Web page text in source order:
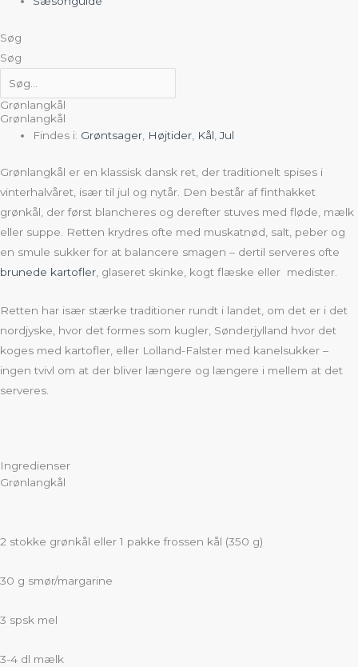
Søg
Søg
Grønlangkål
Grønlangkål
Findes i: Grøntsager Højtider Kål ,Jul
Grønlangkål er en klassisk dansk ret, der traditionelt spises i
vinterhalvåret, især til jul og nytår. Den består af finthakket
grønkål, der først blancheres og derefter stuves med fløde, mælk
eller suppe. Retten krydres ofte med muskatnød, salt, peber og
en smule sukker for at balancere smagen – dertil serveres ofte
brunede kartofler , glaseret skinke, kogt flæske eller medister.
Retten har især stærke traditioner rundt i landet, om det er i det
nordjyske, hvor det formes som kugler, Sønderjylland hvor det
koges med kartofler, eller Lolland-Falster med kanelsukker –
ingen tvivl om at der bliver længere og længere i mellem at det
serveres.
Ingredienser
Grønlangkål
2 stokke grønkål eller 1 pakke frossen kål (350 g)
30 g smør/margarine
3 spsk mel
3-4 dl mælk